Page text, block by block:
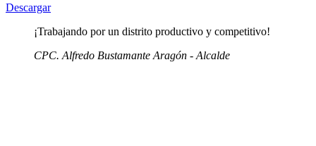
Descargar
¡Trabajando por un distrito productivo y competitivo!
CPC. Alfredo Bustamante Aragón - Alcalde